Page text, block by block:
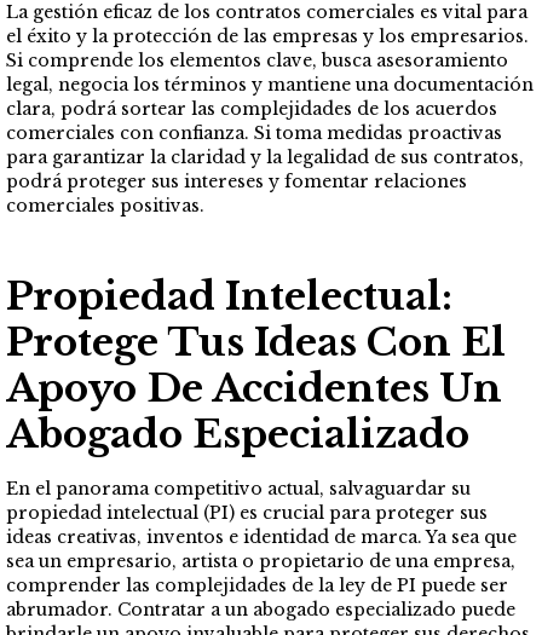
La gestión eficaz de los contratos comerciales es vital para
el éxito y la protección de las empresas y los empresarios.
Si comprende los elementos clave, busca asesoramiento
legal, negocia los términos y mantiene una documentación
clara, podrá sortear las complejidades de los acuerdos
comerciales con confianza. Si toma medidas proactivas
para garantizar la claridad y la legalidad de sus contratos,
podrá proteger sus intereses y fomentar relaciones
comerciales positivas.
Propiedad Intelectual:
Protege Tus Ideas Con El
Apoyo De Accidentes Un
Abogado Especializado
En el panorama competitivo actual, salvaguardar su
propiedad intelectual (PI) es crucial para proteger sus
ideas creativas, inventos e identidad de marca. Ya sea que
sea un empresario, artista o propietario de una empresa,
comprender las complejidades de la ley de PI puede ser
abrumador. Contratar a un abogado especializado puede